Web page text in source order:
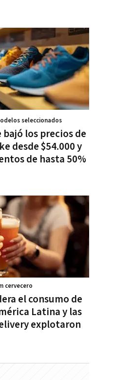
los precios de
desde $54.000 y
de hasta 50%
seleccionados
el consumo de
Latina y las
explotaron
cervecero